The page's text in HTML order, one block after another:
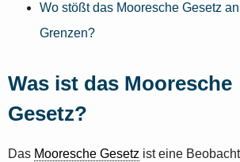
Wo stößt das Mooresche Gesetz
Grenzen?
Was ist das Mooresche
Gesetz?
Das Mooresche Gesetz ist eine